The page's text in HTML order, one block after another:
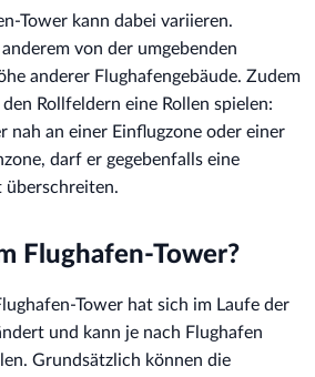
Tower kann dabei variieren.
von der umgebenden
anderer Flughafengebäude. Zudem
Rollfeldern eine Rollen spielen:
nah an einer Einflugzone oder einer
darf er gegebenfalls eine
überschreiten.
Flughafen-Tower?
Tower hat sich im Laufe der
und kann je nach Flughafen
Grundsätzlich können die